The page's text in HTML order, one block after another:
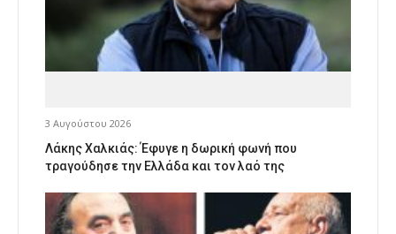
3 Αυγούστου 2026
Λάκης Χαλκιάς: Έφυγε η δωρική φωνή που
τραγούδησε την Ελλάδα και τον λαό της